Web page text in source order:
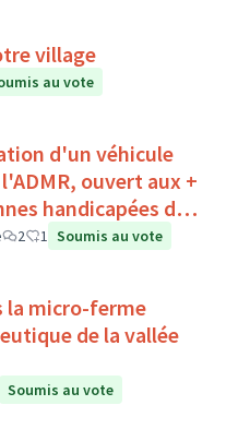
village
au vote
d'un véhicule
ouvert aux +
handicapées du
2 1 Soumis au vote
la micro-ferme
de la vallée
Soumis au vote